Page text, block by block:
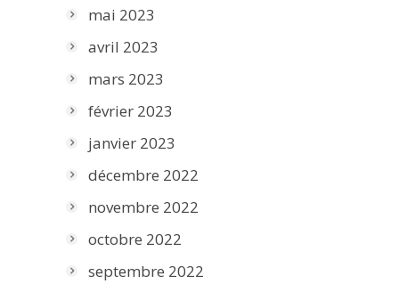
mai 2023
avril 2023
mars 2023
février 2023
janvier 2023
décembre 2022
novembre 2022
octobre 2022
septembre 2022